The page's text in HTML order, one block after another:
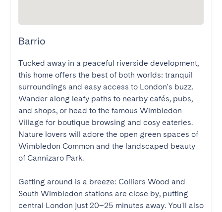
Barrio
Tucked away in a peaceful riverside development,
this home offers the best of both worlds: tranquil
surroundings and easy access to London's buzz.
Wander along leafy paths to nearby cafés, pubs,
and shops, or head to the famous Wimbledon
Village for boutique browsing and cosy eateries.
Nature lovers will adore the open green spaces of
Wimbledon Common and the landscaped beauty
of Cannizaro Park.
Getting around is a breeze: Colliers Wood and
South Wimbledon stations are close by, putting
central London just 20–25 minutes away. You'll also